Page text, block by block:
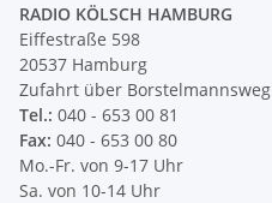
RADIO KÖLSCH HAMBURG
Eiffestraße 598
20537 Hamburg
Zufahrt über Borstelmannsweg
Tel.: 040 - 653 00 81
Fax: 040 - 653 00 80
Mo.-Fr. von 9-17 Uhr
Sa. von 10-14 Uhr